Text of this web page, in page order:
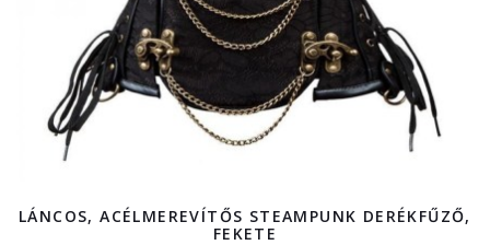
LÁNCOS, ACÉLMEREVÍTŐS STEAMPUNK DERÉKFŰZŐ,
FEKETE